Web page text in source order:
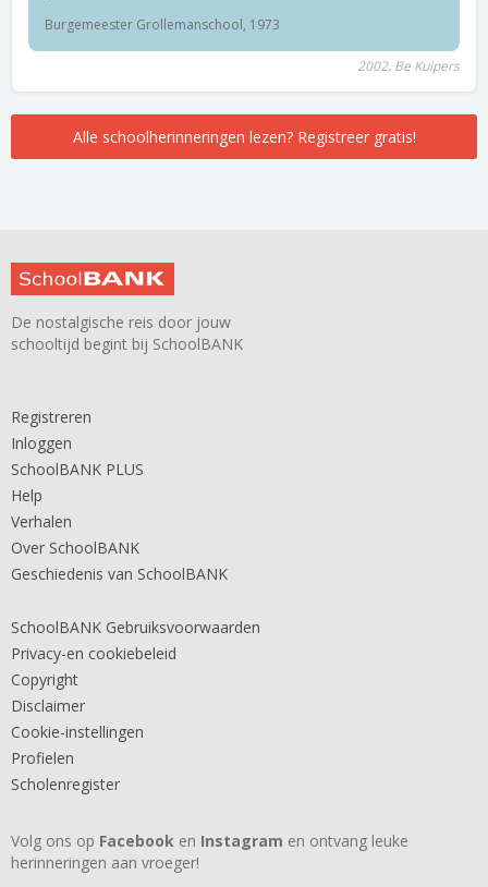
Burgemeester Grollemanschool, 1973
2002, Be Kuipers
Alle schoolherinneringen lezen? Registreer gratis!
De nostalgische reis door jouw
schooltijd begint bij SchoolBANK
Registreren
Inloggen
SchoolBANK PLUS
Help
Verhalen
Over SchoolBANK
Geschiedenis van SchoolBANK
SchoolBANK Gebruiksvoorwaarden
Privacy-en cookiebeleid
Copyright
Disclaimer
Cookie-instellingen
Profielen
Scholenregister
Volg ons op Facebook en Instagram en ontvang leuke
herinneringen aan vroeger!